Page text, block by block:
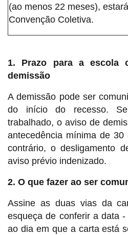
(ao menos 22 meses),
Convenção Coletiva.
1. Prazo para a escola
demissão
A demissão pode ser
do início do recesso.
trabalhado, o aviso de
antecedência mínima de
contrário, o desligamento
aviso prévio indenizado.
2. O que fazer ao ser
Assine as duas vias da
esqueça de conferir a data
ao dia em que a carta está